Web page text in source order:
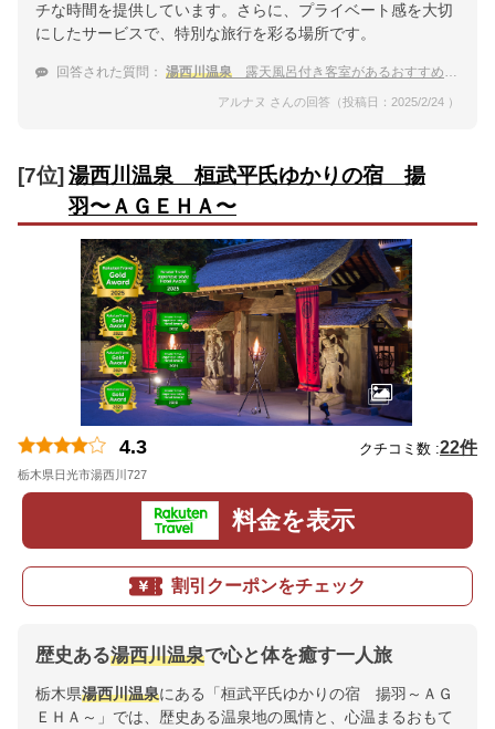
チな時間を提供しています。さらに、プライベート感を大切
にしたサービスで、特別な旅行を彩る場所です。
回答された質問： 湯西川温泉 露天風呂付き客室があるおすすめの高級旅館
アルナヌ さんの回答（投稿日：2025/2/24 ）
[7位] 湯西川温泉 桓武平氏ゆかりの宿 揚
羽〜ＡＧＥＨＡ〜
4.3 クチコミ数 :22件
栃木県日光市湯西川727
料金を表示
割引クーポンをチェック
歴史ある湯西川温泉で心と体を癒す一人旅
栃木県湯西川温泉にある「桓武平氏ゆかりの宿 揚羽～ＡＧ
ＥＨＡ～」では、歴史ある温泉地の風情と、心温まるおもて